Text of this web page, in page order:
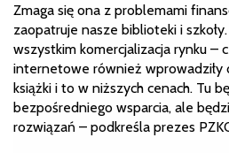
Zmaga się ona z problemami
zaopatruje nasze biblioteki i
wszystkim komercjalizacja rynku –
internetowe również wprowadziły
książki i to w niższych cenach. Tu
bezpośredniego wsparcia, ale
rozwiązań – podkreśla prezes